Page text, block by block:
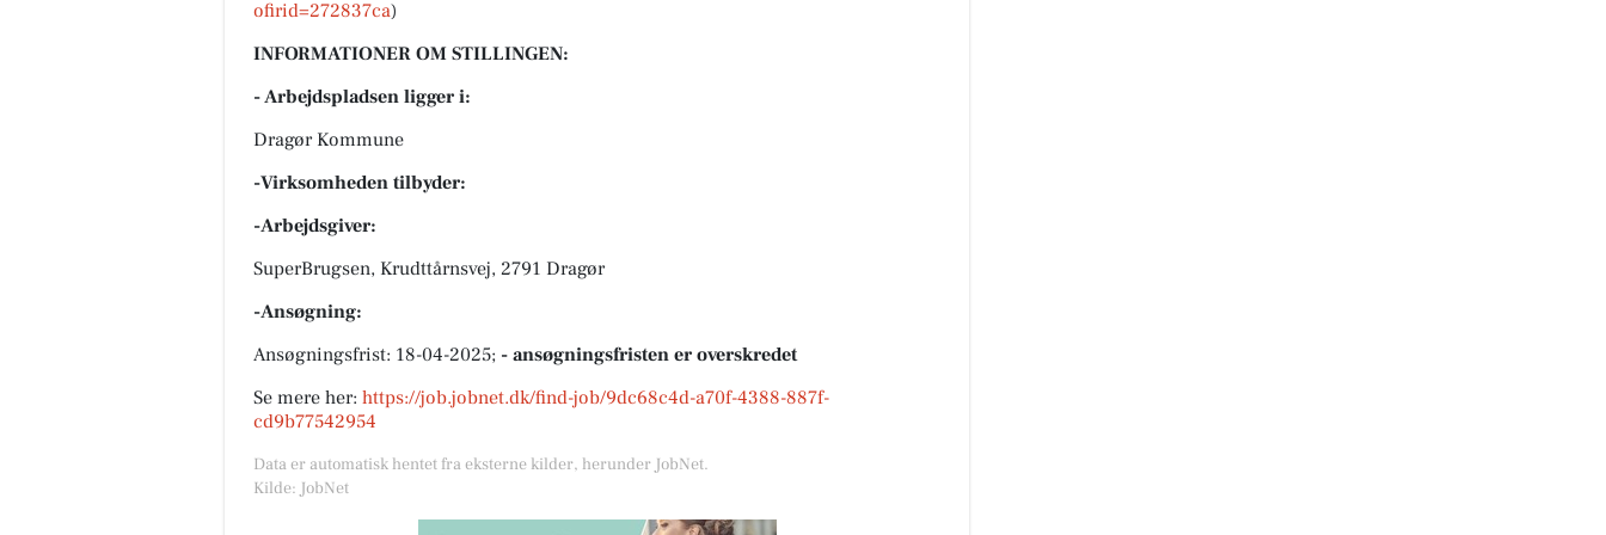
ofirid=272837ca)
INFORMATIONER OM STILLINGEN:
- Arbejdspladsen ligger i:
Dragør Kommune
-Virksomheden tilbyder:
-Arbejdsgiver:
SuperBrugsen, Krudttårnsvej, 2791 Dragør
-Ansøgning:
Ansøgningsfrist: 18-04-2025; - ansøgningsfristen er overskredet
Se mere her: https://job.jobnet.dk/find-job/9dc68c4d-a70f-4388-887f-
cd9b77542954
Data er automatisk hentet fra eksterne kilder, herunder JobNet.
Kilde: JobNet